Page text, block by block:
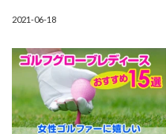
2021-06-18